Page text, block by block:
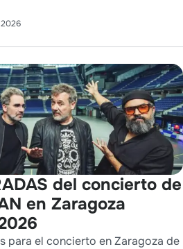
2026
del concierto de
en Zaragoza
para el concierto en Zaragoza de